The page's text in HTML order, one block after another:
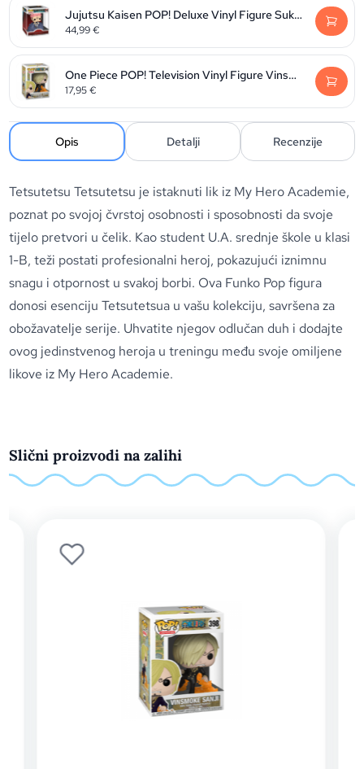
Jujutsu Kaisen POP! Deluxe Vinyl Figure Sukuna 9 cm
44,99€
One Piece POP! Television Vinyl Figure Vinsmoke Sanji 9 cm
17,95€
Opis Detalji Recenzije
Tetsutetsu Tetsutetsu je istaknuti lik iz My Hero Academie,
poznat po svojoj čvrstoj osobnosti i sposobnosti da svoje
tijelo pretvori u čelik. Kao student U.A. srednje škole u klasi
1-B, teži postati profesionalni heroj, pokazujući iznimnu
snagu i otpornost u svakoj borbi. Ova Funko Pop figura
donosi esenciju Tetsutetsua u vašu kolekciju, savršena za
obožavatelje serije. Uhvatite njegov odlučan duh i dodajte
ovog jedinstvenog heroja u treningu među svoje omiljene
likove iz My Hero Academie.
Slični proizvodi na zalihi